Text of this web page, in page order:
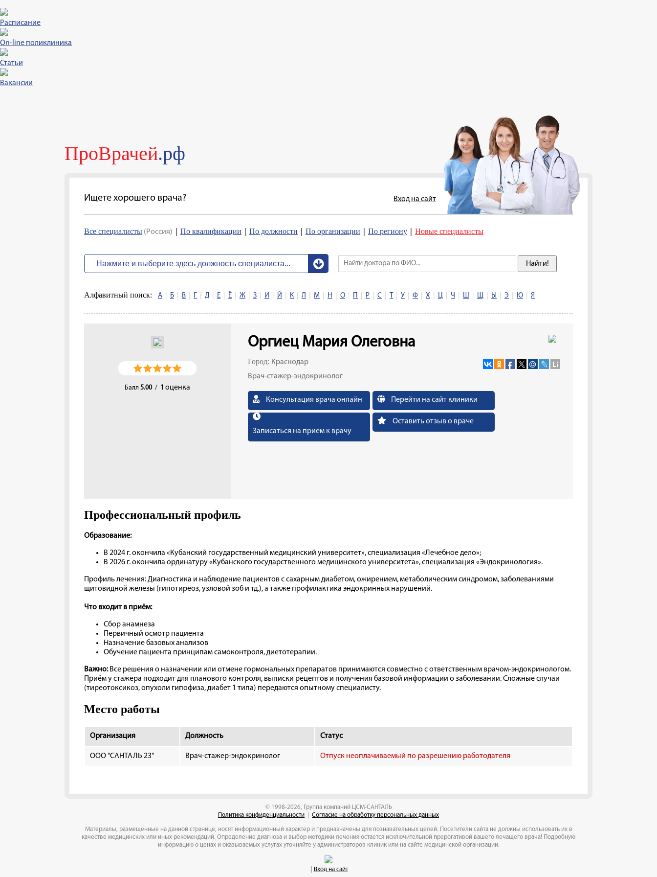
Расписание
On-line поликлиника
Статьи
Вакансии
ПроВрачей.рф
Ищете хорошего врача? Вход на сайт
Все специалисты (Россия) По квалификации По должности По организации По региону Новые специалисты
Алфавитный поиск: А Б В Г Д Е Ё Ж З И Й К Л М Н О П Р С Т У Ф Х Ц Ч Ш Щ Ы Э Ю Я
Балл 5.00/ 1 оценка
Оргиец Мария Олеговна
Город: Краснодар
Врач-стажер-эндокринолог
Консультация врача онлайн
Записаться на прием к врачу
Перейти на сайт клиники
Оставить отзыв о враче
Профессиональный профиль
Образование:
В 2024 г. окончила «Кубанский государственный медицинский университет», специализация «Лечебное дело»;
В 2026 г. окончила ординатуру «Кубанского государственного медицинского университета», специализация «Эндокринология».
Профиль лечения: Диагностика и наблюдение пациентов с сахарным диабетом, ожирением, метаболическим синдромом, заболеваниями
щитовидной железы (гипотиреоз, узловой зоб и тд.), а также профилактика эндокринных нарушений.
Что входит в приём:
Сбор анамнеза
Первичный осмотр пациента
Назначение базовых анализов
Обучение пациента принципам самоконтроля, диетотерапии.
Важно:Все решения о назначении или отмене гормональных препаратов принимаются совместно с ответственным врачом-эндокринологом.
Приём у стажера подходит для планового контроля, выписки рецептов и получения базовой информации о заболевании. Сложные случаи
(тиреотоксикоз, опухоли гипофиза, диабет 1 типа) передаются опытному специалисту.
Место работы
Организация Должность Cтатус
ООО "САНТАЛЬ 23" Врач-стажер-эндокринолог Отпуск неоплачиваемый по разрешению работодателя
© 1998-2026, Группа компаний ЦСМ-САНТАЛЬ
Политика конфиденциальности
Согласие на обработку персональных данных
Материалы, размещенные на данной странице, носят информационный характер и предназначены для познавательных целей. Посетители сайта не должны использовать их в
качестве медицинских или иных рекомендаций. Определение диагноза и выбор методики лечения остается исключительной прерогативой вашего лечащего врача! Подробную
информацию о ценах и оказываемых услугах уточняйте у администраторов клиник или на сайте медицинской организации.
Вход на сайт